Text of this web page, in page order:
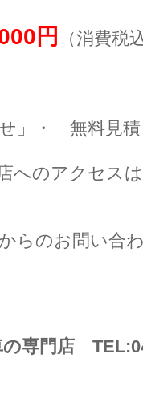
円 （消費税
」・「無料見
へのアクセス
らのお問い合
の専門店